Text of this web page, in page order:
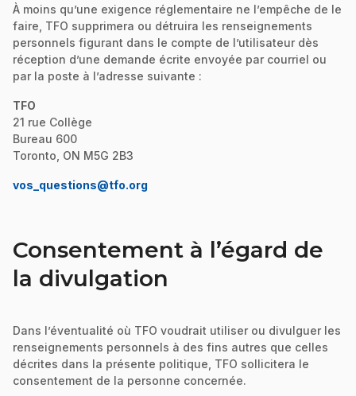
À moins qu’une exigence réglementaire ne l’empêche de le
faire, TFO supprimera ou détruira les renseignements
personnels figurant dans le compte de l’utilisateur dès
réception d’une demande écrite envoyée par courriel ou
par la poste à l’adresse suivante :
TFO
21 rue Collège
Bureau 600
Toronto, ON M5G 2B3
vos_questions@tfo.org
Consentement à l’égard de
la divulgation
Dans l’éventualité où TFO voudrait utiliser ou divulguer les
renseignements personnels à des fins autres que celles
décrites dans la présente politique, TFO sollicitera le
consentement de la personne concernée.